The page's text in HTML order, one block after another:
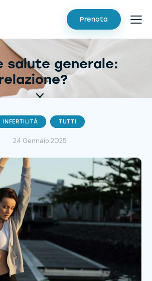
Prenota
salute generale:
INFERTILITÀ TUTTI
24 Gennaio 2025